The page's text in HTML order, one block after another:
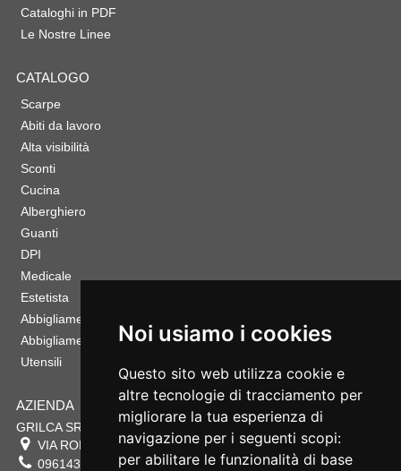
Noi usiamo i cookies
Questo sito web utilizza cookie e
altre tecnologie di tracciamento per
migliorare la tua esperienza di
navigazione per i seguenti scopi:
per abilitare le funzionalità di base
Cataloghi in PDF
Le Nostre Linee
CATALOGO
Scarpe
Abiti da lavoro
Alta visibilità
Sconti
Cucina
Alberghiero
Guanti
DPI
Medicale
Estetista
Abbigliamento Sportivo
Abbigliamento Bambino
Utensili
AZIENDA
GRILCA SRL
VIA ROMA 180 88054 SERSALE CZ
0961432177